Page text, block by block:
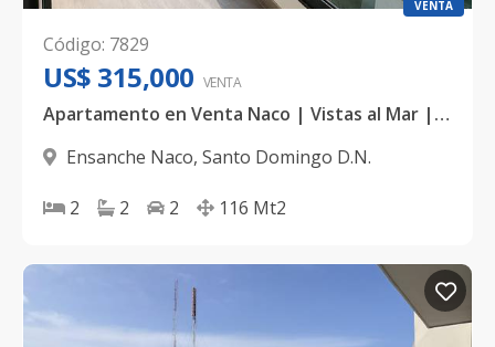
VENTA
Código: 7829
US$ 315,000 VENTA
Apartamento en Venta Naco | Vistas al Mar | 2 Habitaciones
Ensanche Naco, Santo Domingo D.N.
2 2 2 116 Mt2